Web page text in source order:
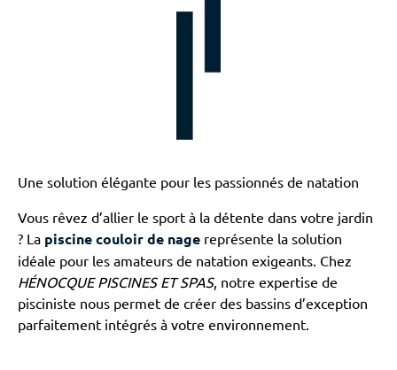
Une solution élégante pour les passionnés de natation
Vous rêvez d’allier le sport à la détente dans votre jardin
? La piscine couloir de nage représente la solution
idéale pour les amateurs de natation exigeants. Chez
HÉNOCQUE PISCINES ET SPAS, notre expertise de
pisciniste nous permet de créer des bassins d’exception
parfaitement intégrés à votre environnement.